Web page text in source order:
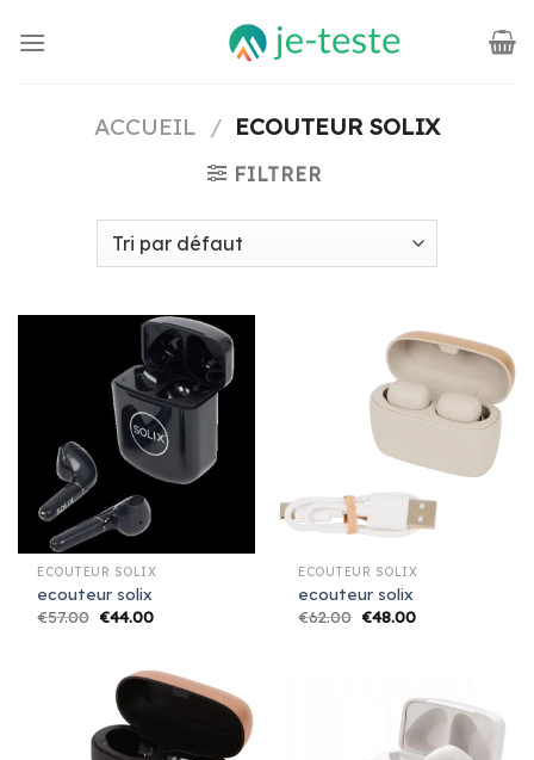
au
ACCUEIL / ECOUTEUR SOLIX
FILTRER
ECOUTEUR SOLIX
ecouteur solix
€57.00 €44.00
ECOUTEUR SOLIX
ecouteur solix
€62.00 €48.00